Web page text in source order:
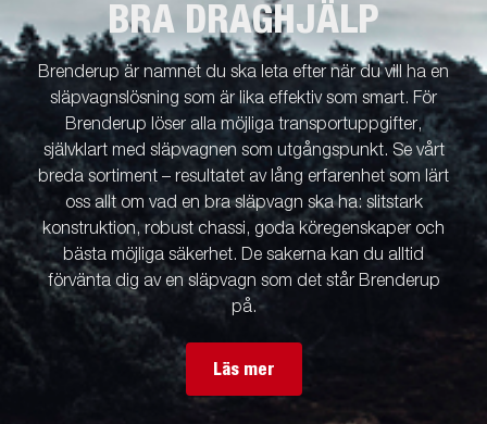
BRA DRAGHJÄLP
Brenderup är namnet du ska leta efter när du vill ha en
släpvagnslösning som är lika effektiv som smart. För
Brenderup löser alla möjliga transportuppgifter,
självklart med släpvagnen som utgångspunkt. Se vårt
breda sortiment – resultatet av lång erfarenhet som lärt
oss allt om vad en bra släpvagn ska ha: slitstark
konstruktion, robust chassi, goda köregenskaper och
bästa möjliga säkerhet. De sakerna kan du alltid
förvänta dig av en släpvagn som det står Brenderup
på.
Läs mer